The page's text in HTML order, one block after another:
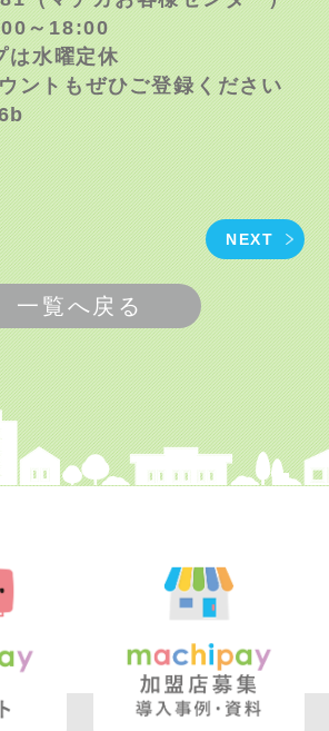
～18:00
は水曜定休
ントもぜひご登録ください
NEXT
一覧へ戻る